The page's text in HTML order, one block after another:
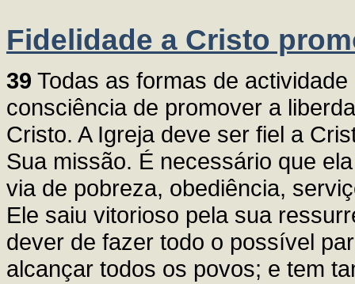
Fidelidade a Cristo
39 Todas as formas de
consciência de promover a
Cristo. A Igreja deve ser fiel a
Sua missão. É necessário que
via de pobreza, obediência,
Ele saiu vitorioso pela sua
dever de fazer todo o possível
alcançar todos os povos; e tem